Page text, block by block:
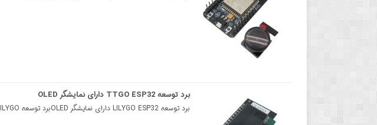
برد توسعه TTGO ESP32 دارای نمایشگر OLED
برد توسعه LILYGO ESP32 دارای نمایشگر OLEDبرد توسعه LILYGO با نمایشگر OLED یک برد توسعه مشهور و کوچک ..